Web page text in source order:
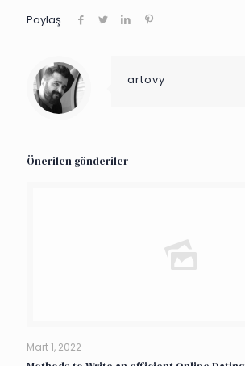
Paylaş
artovy
Önerilen gönderiler
Mart 1, 2022